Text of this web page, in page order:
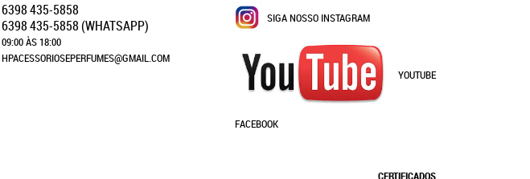
6398435-5858
6398435-5858 (WHATSAPP)
09:00 ÀS 18:00
HPACESSORIOSEPERFUMES@GMAIL.COM
SIGA NOSSO INSTAGRAM
YOUTUBE
FACEBOOK
CERTIFICADOS